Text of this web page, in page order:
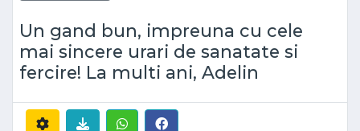
Un gand bun, impreuna cu cele
mai sincere urari de sanatate si
fercire! La multi ani, Adelin